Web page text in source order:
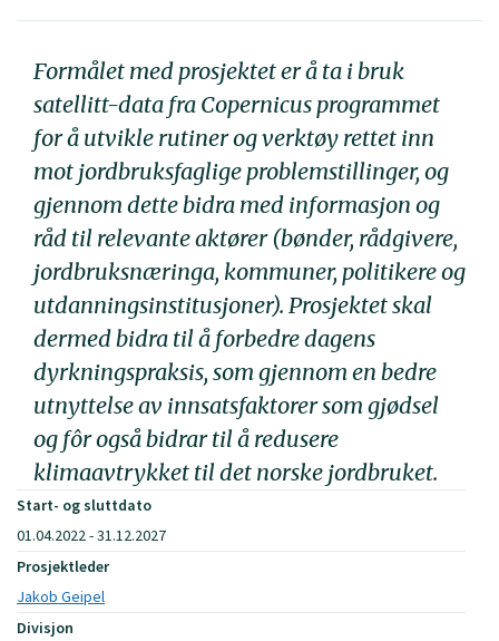
Formålet med prosjektet er å ta i bruk
satellitt-data fra Copernicus programmet
for å utvikle rutiner og verktøy rettet inn
mot jordbruksfaglige problemstillinger, og
gjennom dette bidra med informasjon og
råd til relevante aktører (bønder, rådgivere,
jordbruksnæringa, kommuner, politikere og
utdanningsinstitusjoner). Prosjektet skal
dermed bidra til å forbedre dagens
dyrkningspraksis, som gjennom en bedre
utnyttelse av innsatsfaktorer som gjødsel
og fôr også bidrar til å redusere
klimaavtrykket til det norske jordbruket.
Start- og sluttdato
01.04.2022 - 31.12.2027
Prosjektleder
Jakob Geipel
Divisjon